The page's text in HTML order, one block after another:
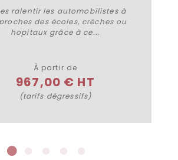
ralentir les automobilistes à
des écoles, crèches ou
hopitaux grâce à ce...
À partir de
967,00 € HT
(tarifs dégressifs)